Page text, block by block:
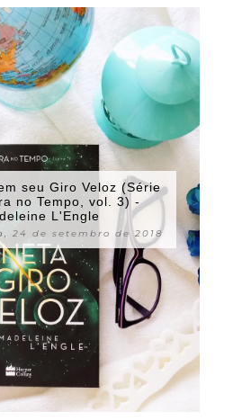
seu Giro Veloz (Série
no Tempo, vol. 3) -
L'Engle
24 de setembro de 2018